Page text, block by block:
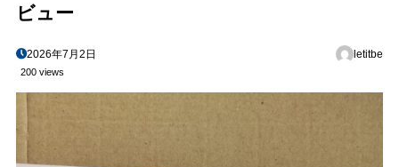
ビュー
2026年7月2日 letitbe
200 views